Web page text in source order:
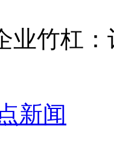
击行为
业竹杠
新闻